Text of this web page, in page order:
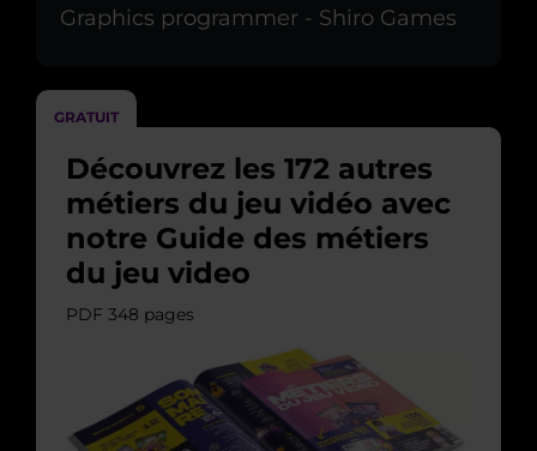
Graphics programmer - Shiro Games
GRATUIT
Découvrez les 172 autres
métiers du jeu vidéo avec
notre Guide des métiers
du jeu video
PDF 348 pages